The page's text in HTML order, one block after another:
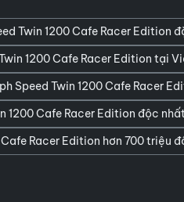
​​Twin 1200 Cafe Racer Edition
1200 Cafe Racer Edition tại
Speed ​​Twin 1200 Cafe Racer
1200 Cafe Racer Edition độc
Racer Edition hơn 700 triệu